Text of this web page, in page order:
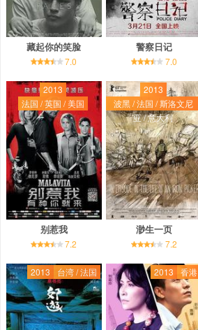
藏起你的笑脸
7.0
警察日记
7.0
2013
法国 / 英国 / 美国
别惹我
7.2
2013
波黑 / 法国 / 斯洛文尼
亚 / 意大利
渺生一页
7.2
2013 台湾 / 法国 2013 香港